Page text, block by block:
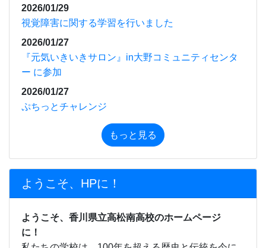
ようこそ、HPに！
ようこそ、香川県立高松南高校のホームページ
受け継いでいます。
高松市郊外の深い緑と豊かな水に囲まれた広大な校
地に、1,000名近くの若人たちの活力と笑顔があふれ
ています。
本科には、近年、新たに設置された福祉科のほか、
普通科、環境科学科、生活デザイン科及び看護科の
５つの学科があります。加えて専攻科としての看護
科があり、県内ではもとより全国的にも有数の総合
制高校となっています。専門学科が多いことなどか